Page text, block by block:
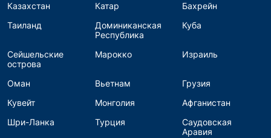
Казахстан
Катар
Бахрейн
Таиланд
Доминиканская
Республика
Куба
Сейшельские
острова
Марокко Израиль
Оман Вьетнам
Грузия
Кувейт
Монголия
Афганистан
Шри-Ланка
Турция
Саудовская
Аравия